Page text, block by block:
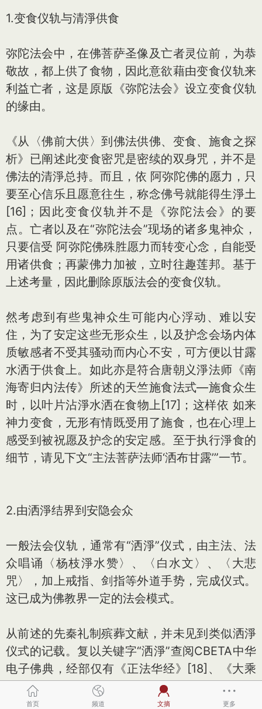
1.变食仪轨与清淨供食
弥陀法会中，在佛菩萨圣像及亡者灵位前，为恭
敬故，都上供了食物，因此意欲藉由变食仪轨来
利益亡者，这是原版《弥陀法会》设立变食仪轨
的缘由。
《从〈佛前大供〉到佛法供佛、变食、施食之探
析》已阐述此变食密咒是密续的双身咒，并不是
佛法的清淨总持。而且，依 阿弥陀佛的愿力，只
要至心信乐且愿意往生，称念佛号就能得生淨土
[16]；因此变食仪轨并不是《弥陀法会》的要
点。亡者以及在“弥陀法会”现场的诸多鬼神众，
只要信受 阿弥陀佛殊胜愿力而转变心念，自能受
用诸供食；再蒙佛力加被，立时往趣莲邦。基于
上述考量，因此删除原版法会的变食仪轨。
然考虑到有些鬼神众生可能内心浮动、难以安
住，为了安定这些无形众生，以及护念会场内体
质敏感者不受其骚动而内心不安，可方便以甘露
水洒于供食上。如此亦是符合唐朝义淨法师《南
海寄归内法传》所述的天竺施食法式—施食众生
时，以叶片沾淨水洒在食物上[17]；这样依 如来
神力变食，无形有情既受用了施食，也在心理上
感受到被祝愿及护念的安定感。至于执行淨食的
细节，请见下文“主法菩萨法师‘洒布甘露’”一节。
2.由洒淨结界到安隐会众
一般法会仪轨，通常有“洒淨”仪式，由主法、法
众唱诵〈杨枝淨水赞〉、〈白水文〉、〈大悲
咒〉，加上戒指、剑指等外道手势，完成仪式。
这已成为佛教界一定的法会模式。
从前述的先秦礼制殡葬文献，并未见到类似洒淨
仪式的记载。复以关键字“洒淨”查阅CBETA中华
电子佛典，经部仅有《正法华经》[18]、《大乘
宝云经》[19]等少数经典出现“挹洒、淨扫”、“扫
洒淨洁”、“扫洒淨处”之词，而且经文意思都是指
首页 频道 文摘 更多